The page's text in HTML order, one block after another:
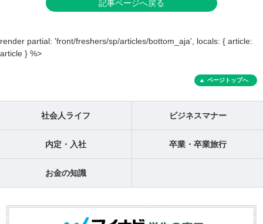
記事ページへ戻る
render partial: 'front/freshers/sp/articles/bottom_aja', locals: { article:
article } %>
ページトップへ
社会人ライフ ビジネスマナー
内定・入社 卒業・卒業旅行
お金の知識